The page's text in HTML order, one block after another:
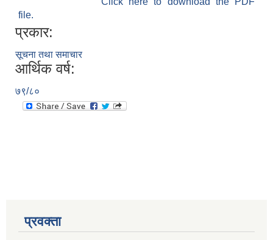
file.
प्रकार:
सूचना तथा समाचार
आर्थिक वर्ष:
७९/८०
प्रवक्ता